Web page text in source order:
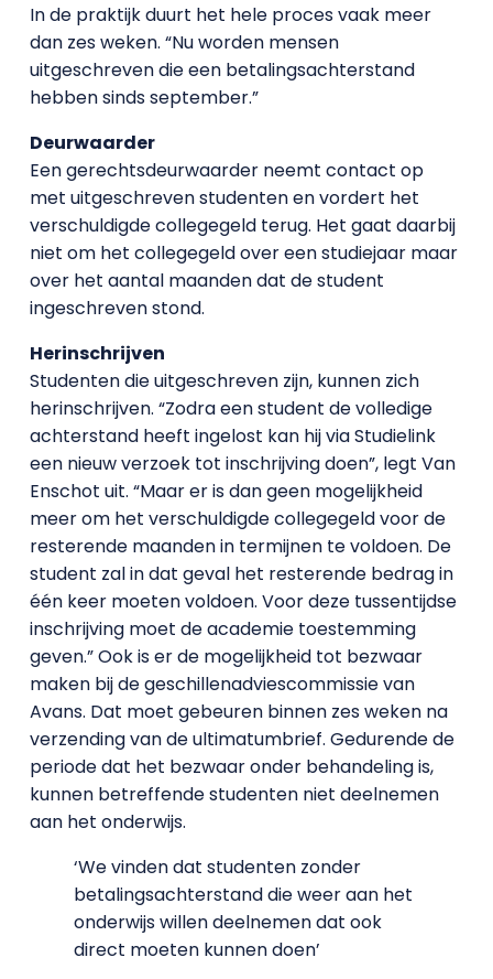
In de praktijk duurt het hele proces vaak meer
dan zes weken. “Nu worden mensen
uitgeschreven die een betalingsachterstand
hebben sinds september.”
Deurwaarder
Een gerechtsdeurwaarder neemt contact op
met uitgeschreven studenten en vordert het
verschuldigde collegegeld terug. Het gaat daarbij
niet om het collegegeld over een studiejaar maar
over het aantal maanden dat de student
ingeschreven stond.
Herinschrijven
Studenten die uitgeschreven zijn, kunnen zich
herinschrijven. “Zodra een student de volledige
achterstand heeft ingelost kan hij via Studielink
een nieuw verzoek tot inschrijving doen”, legt Van
Enschot uit. “Maar er is dan geen mogelijkheid
meer om het verschuldigde collegegeld voor de
resterende maanden in termijnen te voldoen. De
student zal in dat geval het resterende bedrag in
één keer moeten voldoen. Voor deze tussentijdse
inschrijving moet de academie toestemming
geven.” Ook is er de mogelijkheid tot bezwaar
maken bij de geschillenadviescommissie van
Avans. Dat moet gebeuren binnen zes weken na
verzending van de ultimatumbrief. Gedurende de
periode dat het bezwaar onder behandeling is,
kunnen betreffende studenten niet deelnemen
aan het onderwijs.
‘We vinden dat studenten zonder
betalingsachterstand die weer aan het
onderwijs willen deelnemen dat ook
direct moeten kunnen doen’